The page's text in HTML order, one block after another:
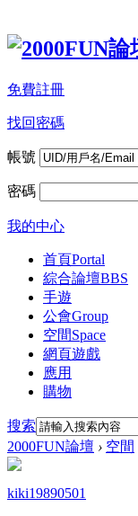
免費註冊
找回密碼
帳號
密碼
我的中心
首頁Portal
綜合論壇BBS
手遊
公會Group
空間Space
網頁遊戲
應用
購物
搜索
2000FUN論壇 › 空間
kiki19890501